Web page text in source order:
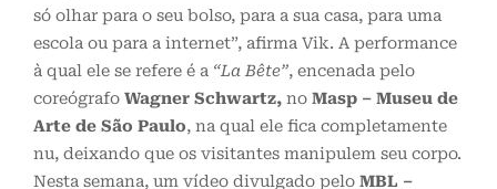
só olhar para o seu bolso, para a sua casa, para uma
escola ou para a internet”, afirma Vik. A performance
à qual ele se refere é a “La Bête”, encenada pelo
coreógrafo Wagner Schwartz, no Masp – Museu de
Arte de São Paulo, na qual ele fica completamente
nu, deixando que os visitantes manipulem seu corpo.
Nesta semana, um vídeo divulgado pelo MBL –